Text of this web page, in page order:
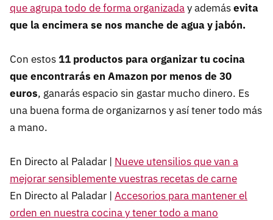
que agrupa todo de forma organizaday ademásevita
que la encimera se nos manche de agua y jabón.
Con estos11 productos para organizar tu cocina
que encontrarás en Amazon por menos de 30
euros, ganarás espacio sin gastar mucho dinero. Es
una buena forma de organizarnos y así tener todo más
a mano.
En Directo al Paladar | Nueve utensilios que van a
mejorar sensiblemente vuestras recetas de carne
En Directo al Paladar | Accesorios para mantener el
orden en nuestra cocina y tener todo a mano